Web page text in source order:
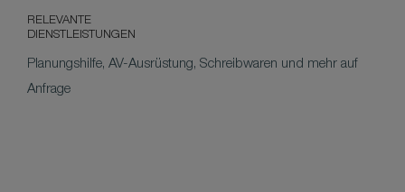
RELEVANTE
DIENSTLEISTUNGEN
Planungshilfe, AV-Ausrüstung, Schreibwaren und mehr auf
Anfrage